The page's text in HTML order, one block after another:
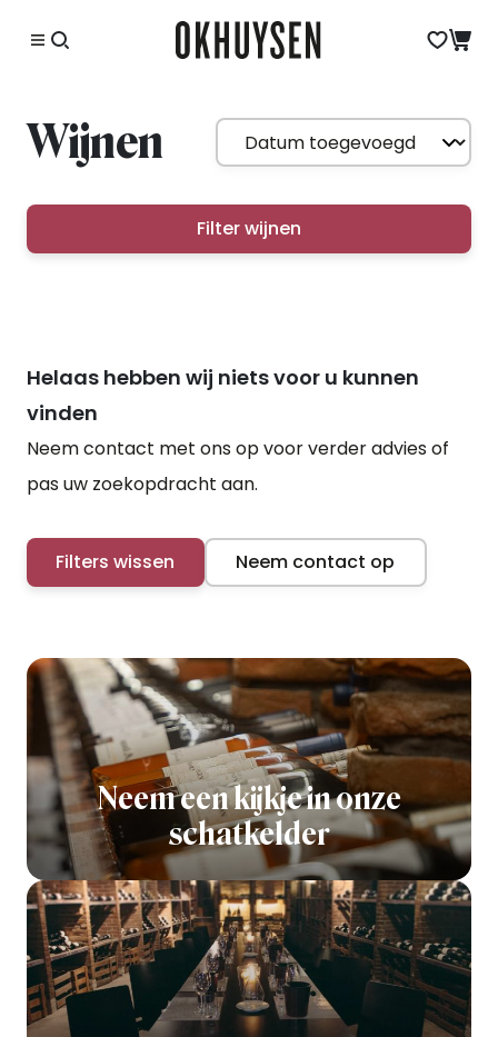
Wijnen
Filter wijnen
Helaas hebben wij niets voor u kunnen
vinden
Neem contact met ons op voor verder advies of
pas uw zoekopdracht aan.
Filters wissen Neem contact op
Neem een kijkje in onze
schatkelder